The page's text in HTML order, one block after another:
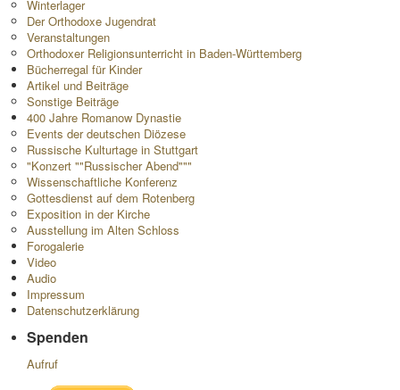
Winterlager
Der Orthodoxe Jugendrat
Veranstaltungen
Orthodoxer Religionsunterricht in Baden-Württemberg
Bücherregal für Kinder
Artikel und Beiträge
Sonstige Beiträge
400 Jahre Romanow Dynastie
Events der deutschen Diözese
Russische Kulturtage in Stuttgart
"Konzert ""Russischer Abend"""
Wissenschaftliche Konferenz
Gottesdienst auf dem Rotenberg
Exposition in der Kirche
Ausstellung im Alten Schloss
Forogalerie
Video
Audio
Impressum
Datenschutzerklärung
Spenden
Aufruf